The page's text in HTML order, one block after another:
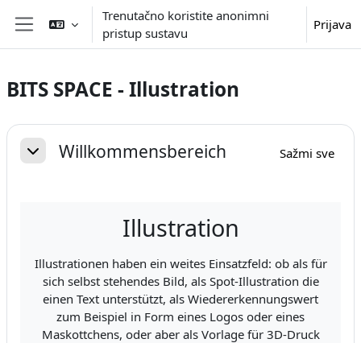
Preskoči na sadržaj
Bočni panel
Trenutačno koristite anonimni
pristup sustavu
Prijava
BITS SPACE - Illustration
Section outline
Sažmi Willkommensbereich Sažmi sve
Illustration
Illustrationen haben ein weites Einsatzfeld: ob als für
sich selbst stehendes Bild, als Spot-Illustration die
einen Text unterstützt, als Wiedererkennungswert
zum Beispiel in Form eines Logos oder eines
Maskottchens, oder aber als Vorlage für 3D-Druck